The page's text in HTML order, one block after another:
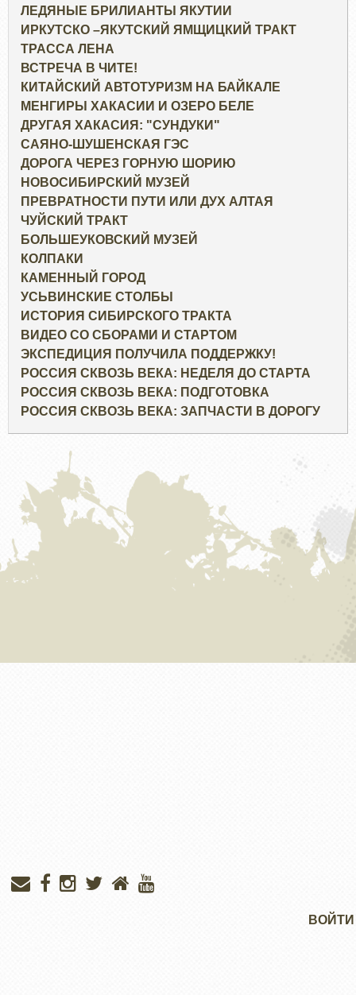
ЛЕДЯНЫЕ БРИЛИАНТЫ ЯКУТИИ
ИРКУТСКО –ЯКУТСКИЙ ЯМЩИЦКИЙ ТРАКТ
ТРАССА ЛЕНА
ВСТРЕЧА В ЧИТЕ!
КИТАЙСКИЙ АВТОТУРИЗМ НА БАЙКАЛЕ
МЕНГИРЫ ХАКАСИИ И ОЗЕРО БЕЛЕ
ДРУГАЯ ХАКАСИЯ: "СУНДУКИ"
САЯНО-ШУШЕНСКАЯ ГЭС
ДОРОГА ЧЕРЕЗ ГОРНУЮ ШОРИЮ
НОВОСИБИРСКИЙ МУЗЕЙ
ПРЕВРАТНОСТИ ПУТИ ИЛИ ДУХ АЛТАЯ
ЧУЙСКИЙ ТРАКТ
БОЛЬШЕУКОВСКИЙ МУЗЕЙ
КОЛПАКИ
КАМЕННЫЙ ГОРОД
УСЬВИНСКИЕ СТОЛБЫ
ИСТОРИЯ СИБИРСКОГО ТРАКТА
ВИДЕО СО СБОРАМИ И СТАРТОМ
ЭКСПЕДИЦИЯ ПОЛУЧИЛА ПОДДЕРЖКУ!
РОССИЯ СКВОЗЬ ВЕКА: НЕДЕЛЯ ДО СТАРТА
РОССИЯ СКВОЗЬ ВЕКА: ПОДГОТОВКА
РОССИЯ СКВОЗЬ ВЕКА: ЗАПЧАСТИ В ДОРОГУ
ВОЙТИ